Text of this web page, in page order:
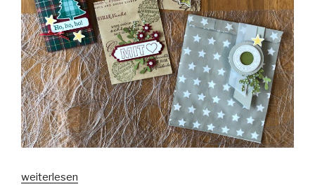
„Verpackungsideen
weiterlesen